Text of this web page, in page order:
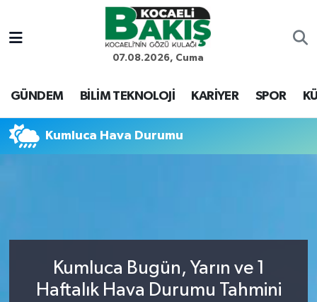
07.08.2026, Cuma
GÜNDEM BİLİM TEKNOLOJİ KARİYER SPOR
Kumluca Hava Durumu
Kumluca Bugün, Yarın ve 1
Haftalık Hava Durumu Tahmini
Kocaeli Nöbetçi Eczaneler
Kocaeli Hava Durumu
Haber Arşivi